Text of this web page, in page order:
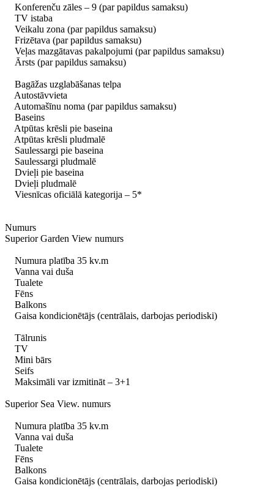
Konferenču zāles – 9 (par papildus samaksu)
TV istaba
Veikalu zona (par papildus samaksu)
Frizētava (par papildus samaksu)
Veļas mazgātavas pakalpojumi (par papildus samaksu)
Ārsts (par papildus samaksu)
Bagāžas uzglabāšanas telpa
Autostāvvieta
Automašīnu noma (par papildus samaksu)
Baseins
Atpūtas krēsli pie baseina
Atpūtas krēsli pludmalē
Saulessargi pie baseina
Saulessargi pludmalē
Dvieļi pie baseina
Dvieļi pludmalē
Viesnīcas oficiālā kategorija – 5*
Numurs
Superior Garden View numurs
Numura platība 35 kv.m
Vanna vai duša
Tualete
Fēns
Balkons
Gaisa kondicionētājs (centrālais, darbojas periodiski)
Tālrunis
TV
Mini bārs
Seifs
Maksimāli var izmitināt – 3+1
Superior Sea View. numurs
Numura platība 35 kv.m
Vanna vai duša
Tualete
Fēns
Balkons
Gaisa kondicionētājs (centrālais, darbojas periodiski)